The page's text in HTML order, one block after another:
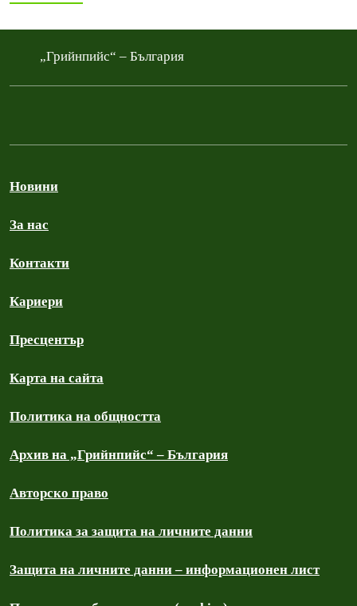
„Грийнпийс“ – България
Новини
За нас
Контакти
Кариери
Пресцентър
Карта на сайта
Политика на общността
Архив на „Грийнпийс“ – България
Авторско право
Политика за защита на личните данни
Защита на личните данни – информационен лист